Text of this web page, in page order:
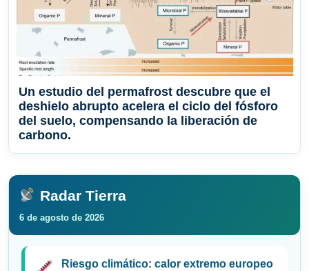
Un estudio del permafrost descubre que el
deshielo abrupto acelera el ciclo del fósforo
del suelo, compensando la liberación de
carbono.
Radar Tierra
6 de agosto de 2026
Riesgo climático: calor extremo europeo